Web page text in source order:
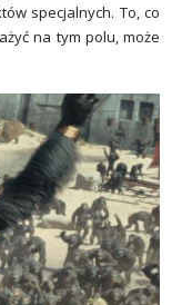
specjalnych. To, co
na tym polu, może